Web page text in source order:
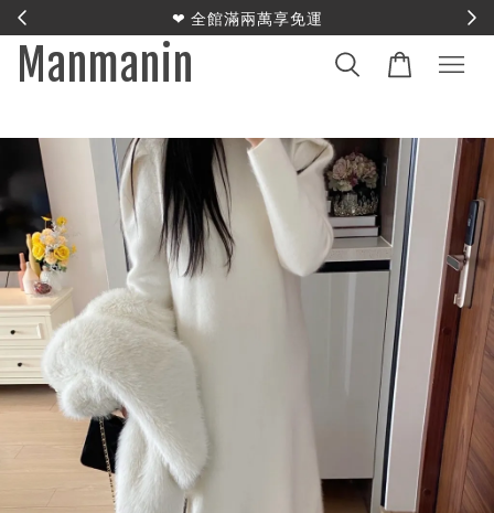
❤︎ 全館滿兩萬享免運
Manmanin